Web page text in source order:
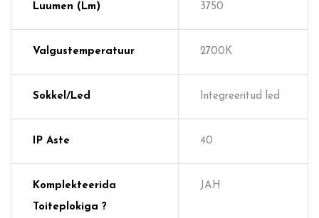
Luumen (lm) 3750
Valgustemperatuur 2700K
Sokkel/Led Integreeritud led
IP Aste 40
Komplekteerida
Toiteplokiga ?
JAH